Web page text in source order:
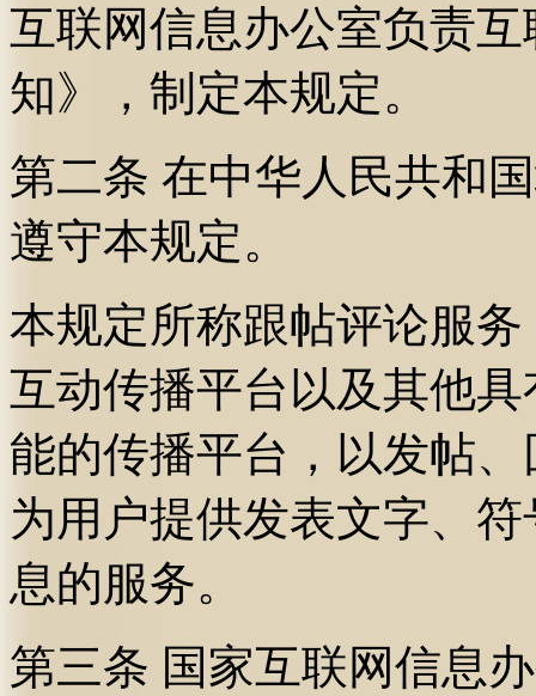
互联网信息办公室负责
知》，制定本规定。
第二条 在中华人民共和
遵守本规定。
本规定所称跟帖评论服
互动传播平台以及其他
能的传播平台，以发帖
为用户提供发表文字、
息的服务。
第三条 国家互联网信息